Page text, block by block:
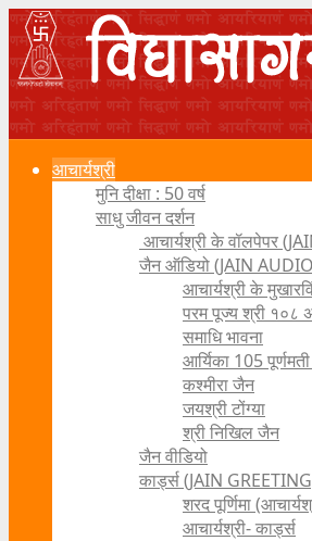
आचार्यश्री
मुनि दीक्षा : 50 वर्ष
साधु जीवन दर्शन
आचार्यश्री के वॉलपेपर
जैन ऑडियो (JAIN
आचार्यश्री के
परम पूज्य श्री १०८
समाधि भावना
आर्यिका 105
कश्मीरा जैन
जयश्री टोंग्या
श्री निखिल जैन
जैन वीडियो
कार्ड्स (JAIN
शरद पूर्णिमा
आचार्यश्री- कार्ड्स